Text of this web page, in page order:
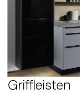
Griffleisten